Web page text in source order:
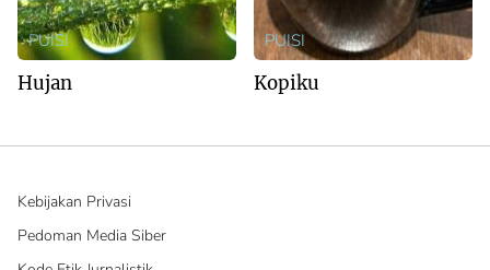
PUISI
Hujan
PUISI
Kopiku
Kebijakan Privasi
Pedoman Media Siber